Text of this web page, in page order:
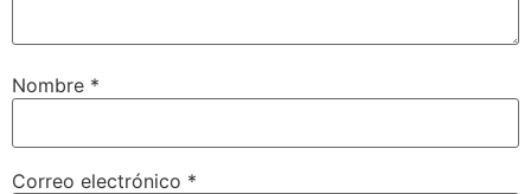
Nombre *
Correo electrónico *